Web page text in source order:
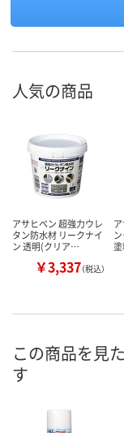
人気の商品
アサヒペン 超強力ウレ
タン防水材 リークナイ
ン 透明(クリア…
￥3,337（税込）
この商品を見
す